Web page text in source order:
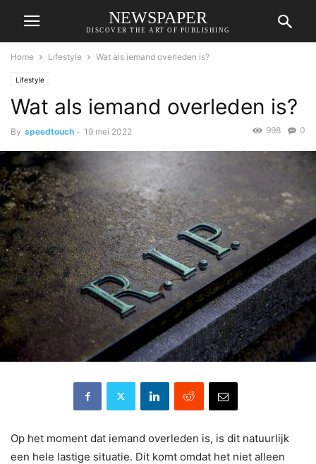
NEWSPAPER
DISCOVER THE ART OF PUBLISHING
Home Lifestyle Wat als iemand overleden is?
Lifestyle
Wat als iemand overleden is?
By speedtouch - 19 mei 2022 0
998
Op het moment dat iemand overleden is, is dit natuurlijk
een hele lastige situatie. Dit komt omdat het niet alleen